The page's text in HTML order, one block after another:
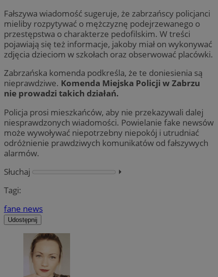
Fałszywa wiadomość sugeruje, że zabrzańscy policjanci
mieliby rozpytywać o mężczyznę podejrzewanego o
przestępstwa o charakterze pedofilskim. W treści
pojawiają się też informacje, jakoby miał on wykonywać
zdjęcia dzieciom w szkołach oraz obserwować placówki.
Zabrzańska komenda podkreśla, że te doniesienia są
nieprawdziwe. Komenda Miejska Policji w Zabrzu
nie prowadzi takich działań.
Policja prosi mieszkańców, aby nie przekazywali dalej
niesprawdzonych wiadomości. Powielanie fake newsów
może wywoływać niepotrzebny niepokój i utrudniać
odróżnienie prawdziwych komunikatów od fałszywych
alarmów.
Słuchaj
⏵︎
Tagi:
fane news
Udostępnij